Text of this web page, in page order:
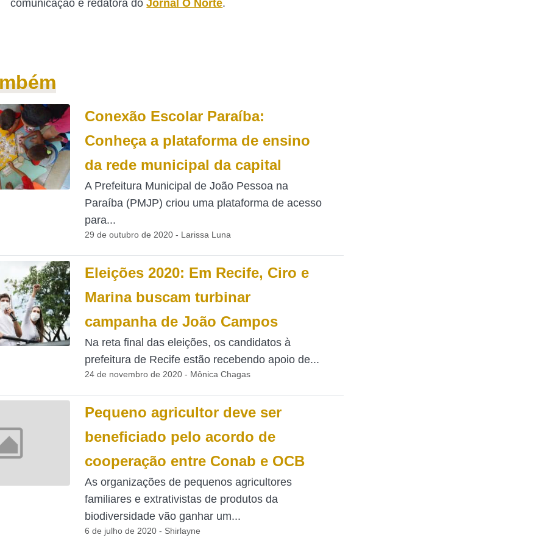
comunicação e redatora doJornal O Norte.
Conexão Escolar Paraíba:
Conheça a plataforma de ensino
da rede municipal da capital
A Prefeitura Municipal de João Pessoa na
Paraíba (PMJP) criou uma plataforma de acesso
para...
29 de outubro de 2020 - Larissa Luna
Eleições 2020: Em Recife, Ciro e
Marina buscam turbinar
campanha de João Campos
Na reta final das eleições, os candidatos à
prefeitura de Recife estão recebendo apoio de...
24 de novembro de 2020 - Mônica Chagas
Pequeno agricultor deve ser
beneficiado pelo acordo de
cooperação entre Conab e OCB
As organizações de pequenos agricultores
familiares e extrativistas de produtos da
biodiversidade vão ganhar um...
6 de julho de 2020 - Shirlayne